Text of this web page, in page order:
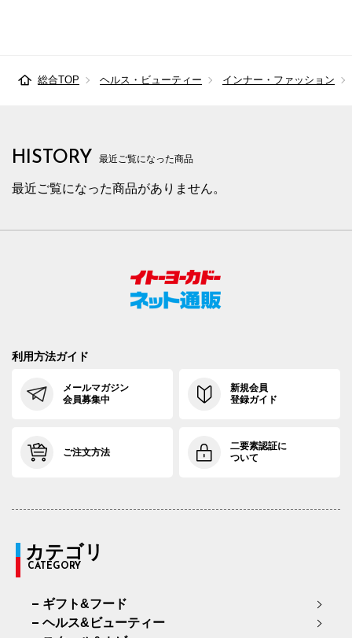
総合TOP ヘルス・ビューティー インナー・ファッション
HISTORY 最近ご覧になった商品
最近ご覧になった商品がありません。
利用方法ガイド
メールマガジン
会員募集中
新規会員
登録ガイド
ご注文方法
二要素認証に
ついて
カテゴリ
CATEGORY
ギフト&フード
ヘルス&ビューティー